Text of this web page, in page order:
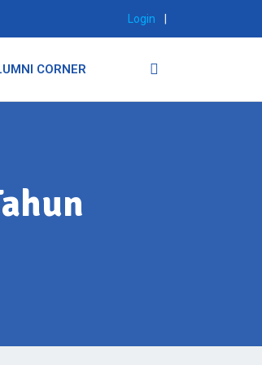
Login
CORNER